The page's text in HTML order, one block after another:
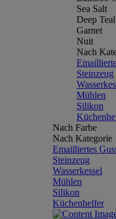
Sea Salt
Deep Teal
Garnet
Nuit
Nach
Steinzeug
Mühlen
Silikon
Nach Farbe
Nach Kategorie
Emailliertes
Steinzeug
Wasserkessel
Mühlen
Silikon
Küchenhelfer